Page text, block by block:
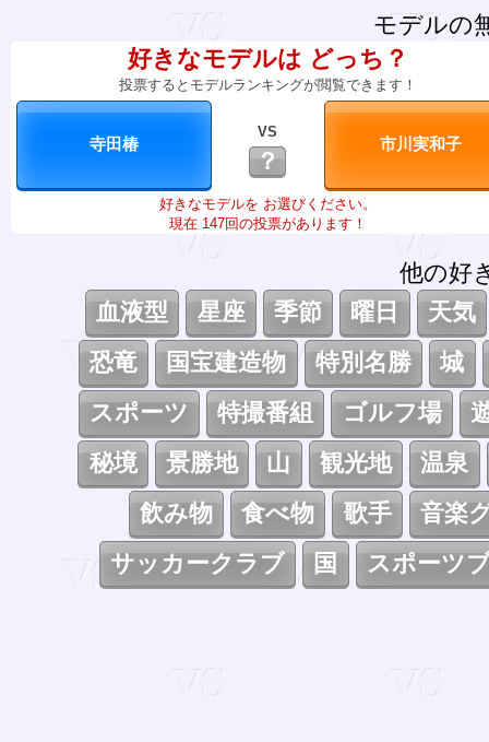
モデルの
好きなモデルは どっち？
投票するとモデルランキングが閲覧できます！
VS
？
好きなモデルを お選びください。
現在 147回の投票があります！
他の好
血液型
星座 季節 曜日
天気
恐竜
国宝建造物 特別名勝
城
スポーツ
特撮番組 ゴルフ場
秘境
景勝地 山 観光地
温泉
飲み物
食べ物 歌手
音楽
サッカークラブ
国 スポーツ